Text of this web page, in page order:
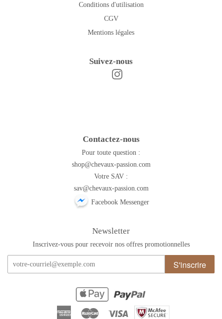
Conditions d'utilisation
CGV
Mentions légales
Suivez-nous
Facebook
Contactez-nous
Pour toute question :
shop@chevaux-passion.com
Votre SAV :
sav@chevaux-passion.com
Facebook Messenger
Newsletter
Inscrivez-vous pour recevoir nos offres promotionnelles
S'inscrire
American Master Visa